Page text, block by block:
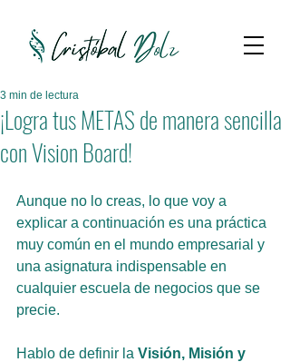
¡Logra tus METAS de manera sencilla
con Vision Board!
3 min de lectura
Aunque no lo creas, lo que voy a
explicar a continuación es una práctica
muy común en el mundo empresarial y
una asignatura indispensable en
cualquier escuela de negocios que se
precie.
Hablo de definir la Visión, Misión y